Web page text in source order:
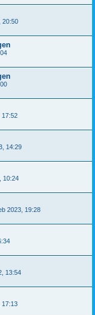
20:50
17:52
14:29
10:24
2023, 19:28
13:54
17:13